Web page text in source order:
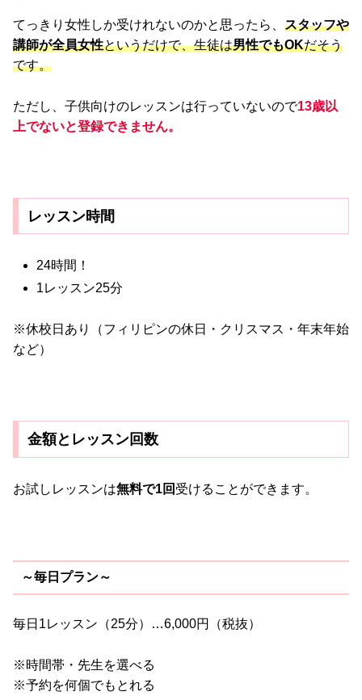
てっきり女性しか受けれないのかと思ったら、 スタッフや
講師が全員女性というだけで、生徒は男性でもOKだそう
です。
ただし、子供向けのレッスンは行っていないので13歳以
上でないと登録できません。
レッスン時間
24時間！
1レッスン25分
※休校日あり（フィリピンの休日・クリスマス・年末年始
など）
金額とレッスン回数
お試しレッスンは無料で1回 受けることができます。
～毎日プラン～
毎日1レッスン（25分）…6,000円（税抜）
※時間帯・先生を選べる
※予約を何個でもとれる